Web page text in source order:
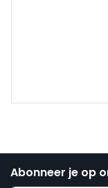
Abonneer je op